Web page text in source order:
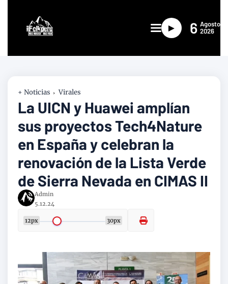
► 6 Agosto
2026
+ Noticias Virales
La UICN y Huawei amplían
sus proyectos Tech4Nature
en España y celebran la
renovación de la Lista Verde
de Sierra Nevada en CIMAS II
Admin
5.12.24
12px 30px